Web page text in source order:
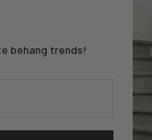
behang trends!